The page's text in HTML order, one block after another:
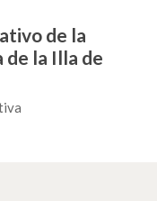
de la
de la Illa de